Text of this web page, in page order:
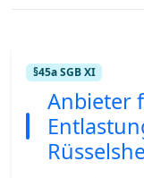
§45a SGB XI
Anbieter